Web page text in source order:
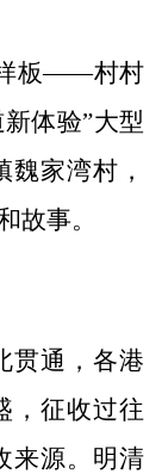
板——村村
体验”大型
家湾村，
故事。
通，各港
，征收过往
来源。明清